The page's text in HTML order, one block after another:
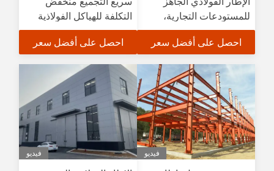
للمستودعات التجارية،
التجميع السريع، الحد الأدنى
من الصيانة
احصل على أفضل سعر
التكلفة للهياكل الفولاذية
الصناعية الاقتصادية
احصل على أفضل سعر
فيديو فيديو